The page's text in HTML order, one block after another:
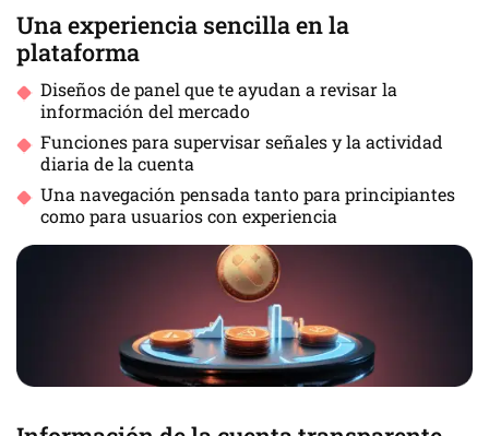
Una experiencia sencilla en la
plataforma
Diseños de panel que te ayudan a revisar la
información del mercado
Funciones para supervisar señales y la actividad
diaria de la cuenta
Una navegación pensada tanto para principiantes
como para usuarios con experiencia